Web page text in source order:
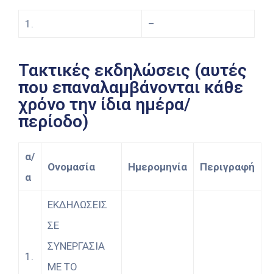
1. –
Τακτικές εκδηλώσεις (αυτές
που επαναλαμβάνονται κάθε
χρόνο την ίδια ημέρα/
περίοδο)
α/
α
Ονομασία Ημερομηνία Περιγραφή
1.
ΕΚΔΗΛΩΣΕΙΣ
ΣΕ
ΣΥΝΕΡΓΑΣΙΑ
ΜΕ ΤΟ